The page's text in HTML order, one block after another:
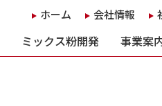
ホーム 会社情報
ミックス粉開発 事業案